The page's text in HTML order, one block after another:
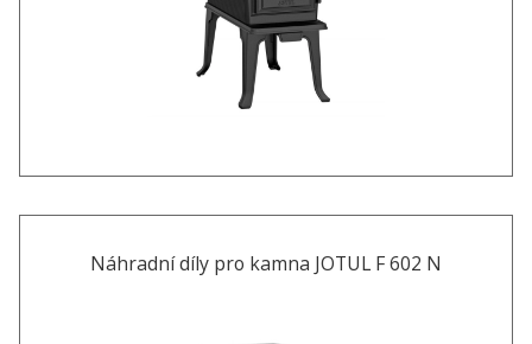
Náhradní díly pro kamna JOTUL F 602 N